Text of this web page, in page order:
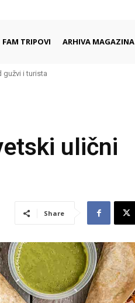
FAM TRIPOVI ARHIVA MAGAZINA
i završavaju dan
i turista
ulični
Share